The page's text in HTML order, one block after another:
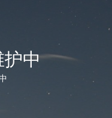
中